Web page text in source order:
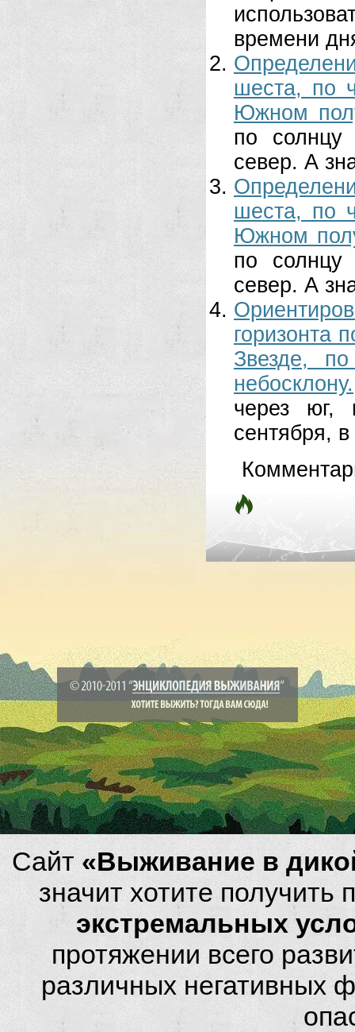
времени
шеста, по
Южном
по солнцу
север. А
шеста, по
Южном
по солнцу
север. А
горизонта
Звезде,
небосклону.
через
сентября,
Сайт «Выживание в
значит хотите
экстремальных
протяжении всего
различных негативных